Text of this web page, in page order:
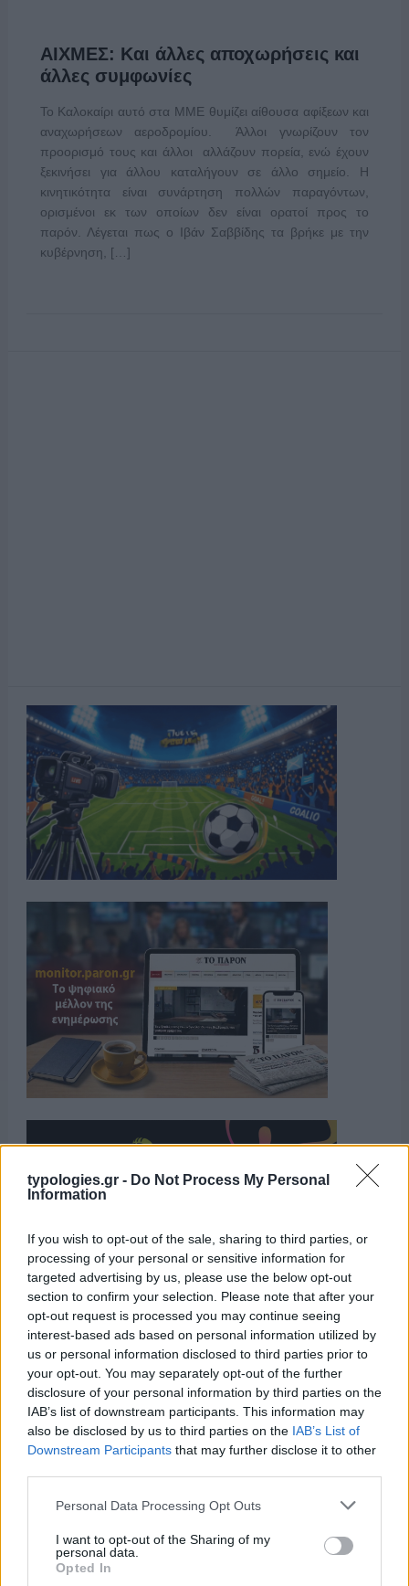
typologies.gr - Do Not Process My Personal
Information
If you wish to opt-out of the sale, sharing to third parties, or
processing of your personal or sensitive information for
targeted advertising by us, please use the below opt-out
section to confirm your selection. Please note that after your
opt-out request is processed you may continue seeing
interest-based ads based on personal information utilized by
us or personal information disclosed to third parties prior to
your opt-out. You may separately opt-out of the further
disclosure of your personal information by third parties on the
IAB’s list of downstream participants. This information may
also be disclosed by us to third parties on the IAB’s List of
Downstream Participants that may further disclose it to other
Please note that this website/app uses one or more Google
not limited to your visit or usage behaviour. You may click to
grant or deny consent to Google and its third-party tags to
use your data for below specified purposes in below Google
Personal Data Processing Opt Outs
I want to opt-out of the Sharing of my
personal data.
Opted In
ΑΙΧΜΕΣ: Και άλλες αποχωρήσεις και
άλλες συμφωνίες
Το Καλοκαίρι αυτό στα ΜΜΕ θυμίζει αίθουσα αφίξεων και
αναχωρήσεων αεροδρομίου. Άλλοι γνωρίζουν τον
προορισμό τους και άλλοι αλλάζουν πορεία, ενώ έχουν
ξεκινήσει για άλλου καταλήγουν σε άλλο σημείο. Η
κινητικότητα είναι συνάρτηση πολλών παραγόντων,
ορισμένοι εκ των οποίων δεν είναι ορατοί προς το
παρόν. Λέγεται πως ο Ιβάν Σαββίδης τα βρήκε με την
κυβέρνηση, […]
Η ΣΤΗΛΗ ΜΑΣ